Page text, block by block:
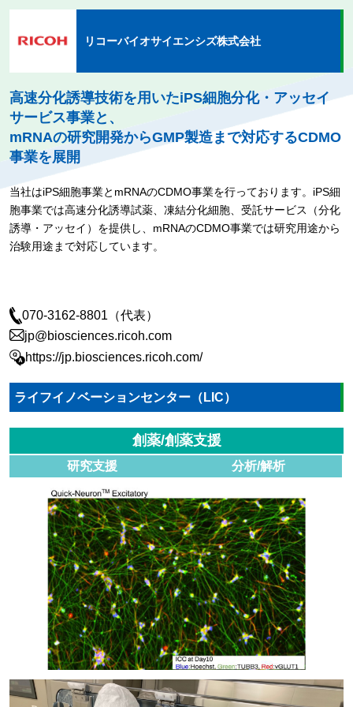
リコーバイオサイエンシズ株式会社
高速分化誘導技術を用いたiPS細胞分化・アッセイ
サービス事業と、
mRNAの研究開発からGMP製造まで対応するCDMO
事業を展開
当社はiPS細胞事業とmRNAのCDMO事業を行っております。iPS細
胞事業では高速分化誘導試薬、凍結分化細胞、受託サービス（分化
誘導・アッセイ）を提供し、mRNAのCDMO事業では研究用途から
治験用途まで対応しています。
070-3162-8801（代表）
jp@biosciences.ricoh.com
https://jp.biosciences.ricoh.com/
ライフイノベーションセンター（LIC）
創薬/創薬支援
研究支援 分析/解析